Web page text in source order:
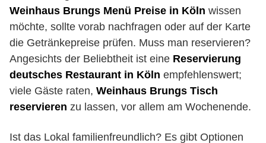
Weinhaus Brungs Menü Preise in Köln wissen
möchte, sollte vorab nachfragen oder auf der Karte
die Getränkepreise prüfen. Muss man reservieren?
Angesichts der Beliebtheit ist eine Reservierung
deutsches Restaurant in Köln empfehlenswert;
viele Gäste raten, Weinhaus Brungs Tisch
reservieren zu lassen, vor allem am Wochenende.
Ist das Lokal familienfreundlich? Es gibt Optionen